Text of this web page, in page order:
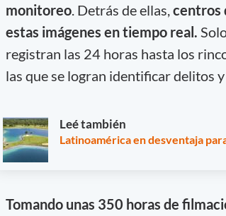
monitoreo. Detrás de ellas, centros
estas imágenes en tiempo real.
registran las 24 horas hasta los
las que se logran identificar delitos y
Leé también
Latinoamérica en desventaja
Tomando unas 350 horas de